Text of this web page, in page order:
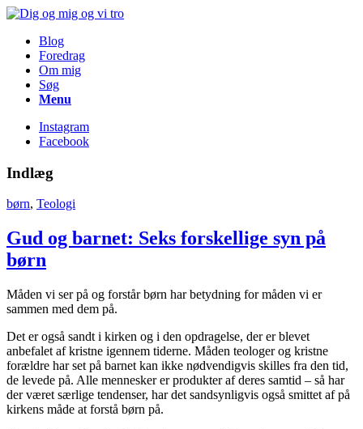
Blog
Foredrag
Om mig
Søg
Menu
Instagram
Facebook
Indlæg
børn, Teologi
Gud og barnet: Seks forskellige syn på
børn
Måden vi ser på og forstår børn har betydning for måden vi er
sammen med dem på.
Det er også sandt i kirken og i den opdragelse, der er blevet
anbefalet af kristne igennem tiderne. Måden teologer og kristne
forældre har set på barnet kan ikke nødvendigvis skilles fra den tid,
de levede på. Alle mennesker er produkter af deres samtid – så har
der været særlige tendenser, har det sandsynligvis også smittet af på
kirkens måde at forstå børn på.